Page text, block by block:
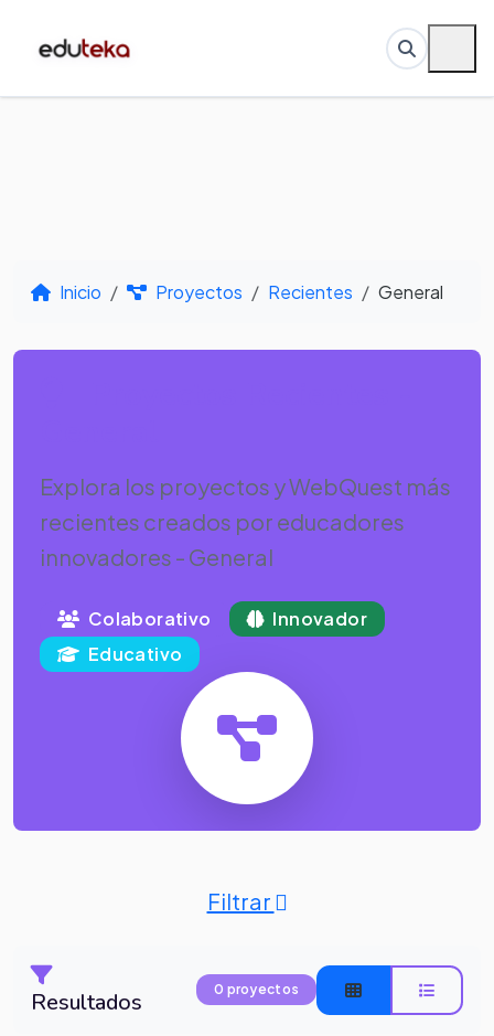
Inicio Proyectos Recientes General
Explora los proyectos y WebQuest más
recientes creados por educadores
innovadores - General
Colaborativo
Innovador
Educativo
Filtrar
Resultados 0 proyectos